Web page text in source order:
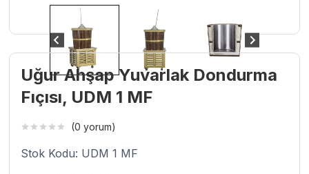
Uğur Ahşap Yuvarlak Dondurma
Fıçısı, UDM 1 MF
(0 yorum)
Stok Kodu: UDM 1 MF